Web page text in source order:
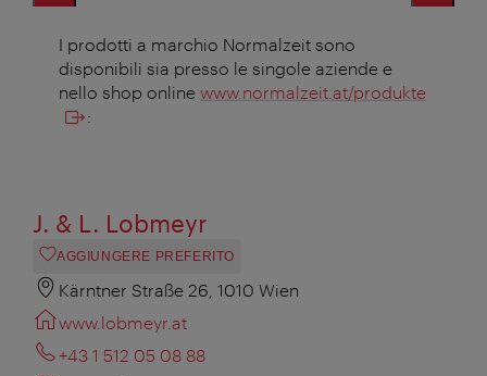
I prodotti a marchio Normalzeit sono
disponibili sia presso le singole aziende e
nello shop online www.normalzeit.at/produkte
:
J. & L. Lobmeyr
AGGIUNGERE PREFERITO
Kärntner Straße 26, 1010 Wien
www.lobmeyr.at
+43 1 512 05 08 88